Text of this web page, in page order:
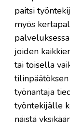
paitsi
myös
joiden
tai toisella
työnantaja
työntekijälle
näistä